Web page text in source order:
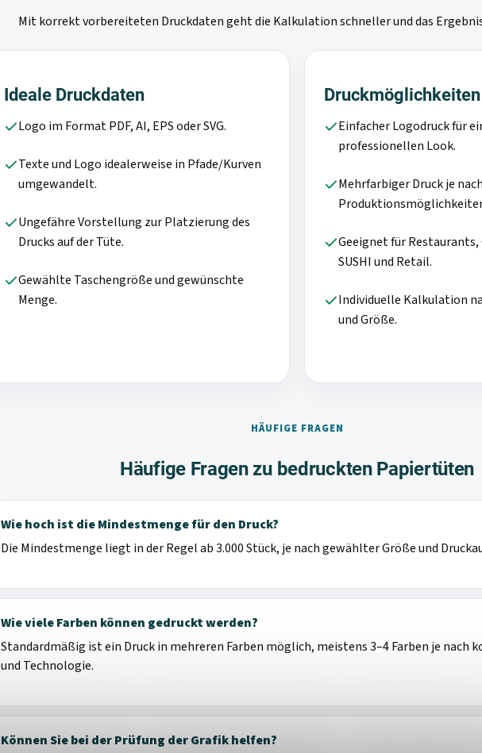
Mit korrekt vorbereiteten Druckdaten geht die Kalkulation schneller und das
Ideale Druckdaten
Logo im Format PDF, AI, EPS oder SVG.
Texte und Logo idealerweise in Pfade/Kurven
umgewandelt.
Ungefähre Vorstellung zur Platzierung des
Drucks auf der Tüte.
Gewählte Taschengröße und gewünschte
Menge.
Druckmöglichkeiten
Einfacher Logodruck für
professionellen Look.
Mehrfarbiger Druck je
Geeignet für Restaurants,
SUSHI und Retail.
Individuelle Kalkulation
und Größe.
HÄUFIGE FRAGEN
Häufige Fragen zu bedruckten Papiertüten
Wie hoch ist die Mindestmenge für den Druck?
Die Mindestmenge liegt in der Regel ab 3.000 Stück, je nach gewählter Größe und
Wie viele Farben können gedruckt werden?
Standardmäßig ist ein Druck in mehreren Farben möglich, meistens 3–4 Farben je nach
und Technologie.
Können Sie bei der Prüfung der Grafik helfen?